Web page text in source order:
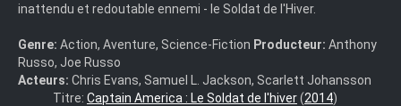
inattendu et redoutable ennemi - le Soldat de l'Hiver.
Genre: Action, Aventure, Science-Fiction Producteur: Anthony
Russo, Joe Russo
Acteurs: Chris Evans, Samuel L. Jackson, Scarlett Johansson
Titre: Captain America : Le Soldat de l'hiver(2014)